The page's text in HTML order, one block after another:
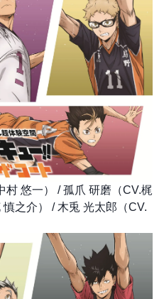
村 悠一） / 孤爪 研磨（CV.梶
之介） / 木兎 光太郎（CV.